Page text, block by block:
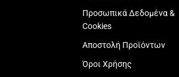
Προσωπικά Δεδομένα &
Cookies
Αποστολή Προϊόντων
Όροι Χρήσης